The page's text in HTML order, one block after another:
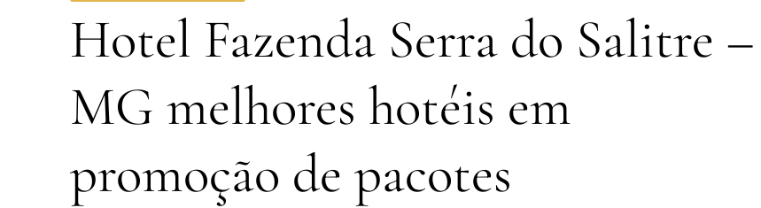
Hotel Fazenda Serra do Salitre –
MG melhores hotéis em
promoção de pacotes